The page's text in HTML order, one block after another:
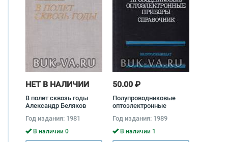
НЕТ В НАЛИЧИИ
В полет сквозь годы
Александр Беляков
Год издания: 1981
В наличии 0
50.00 ₽
Полупроводниковые
оптоэлектронные
Владимир Иванов,
Алексей Аксенов,
Анатолий Юшин
Год издания: 1989
В наличии 1